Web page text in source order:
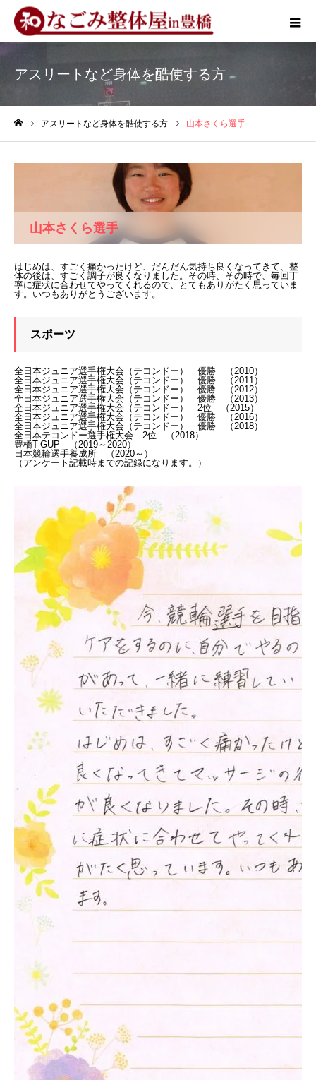
アスリートなど身体を酷使する方
アスリートなど身体を酷使する方 山本さくら選手
山本さくら選手
はじめは、すごく痛かったけど、だんだん気持ち良くなってきて、整
体の後は、すごく調子が良くなりました。その時、その時で、毎回丁
寧に症状に合わせてやってくれるので、とてもありがたく思っていま
す。いつもありがとうございます。
スポーツ
全日本ジュニア選手権大会（テコンドー） 優勝 （2010）
全日本ジュニア選手権大会（テコンドー） 優勝 （2011）
全日本ジュニア選手権大会（テコンドー） 優勝 （2012）
全日本ジュニア選手権大会（テコンドー） 優勝 （2013）
全日本ジュニア選手権大会（テコンドー） 2位 （2015）
全日本ジュニア選手権大会（テコンドー） 優勝 （2016）
全日本ジュニア選手権大会（テコンドー） 優勝 （2018）
全日本テコンドー選手権大会 2位 （2018）
豊橋T-GUP （2019～2020）
日本競輪選手養成所 （2020～）
（アンケート記載時までの記録になります。）